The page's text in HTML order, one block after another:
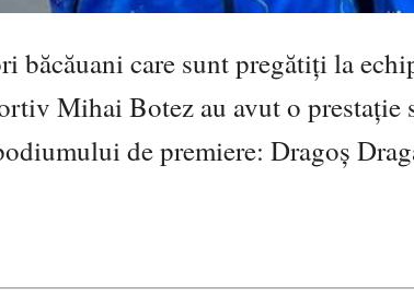
băcăuani care sunt pregătiți la
Mihai Botez au avut o prestație
de premiere: Dragoș